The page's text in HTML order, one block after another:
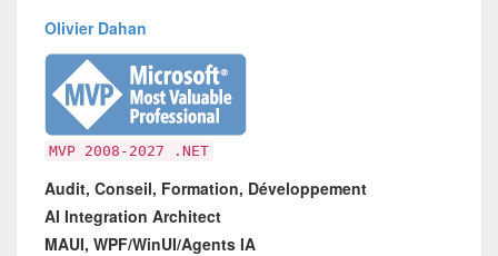
Olivier Dahan
MVP 2008-2027 .NET
Audit, Conseil, Formation, Développement
AI Integration Architect
MAUI, WPF/WinUI/Agents IA